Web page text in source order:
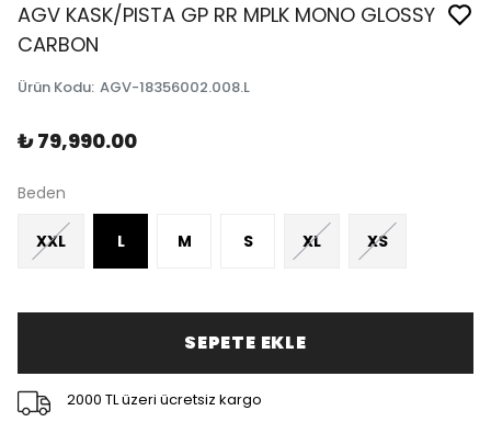
AGV KASK/PISTA GP RR MPLK MONO GLOSSY
CARBON
Ürün Kodu: AGV-18356002.008.L
₺ 79,990.00
Beden
XXL L M S XL XS
SEPETE EKLE
2000 TL üzeri ücretsiz kargo